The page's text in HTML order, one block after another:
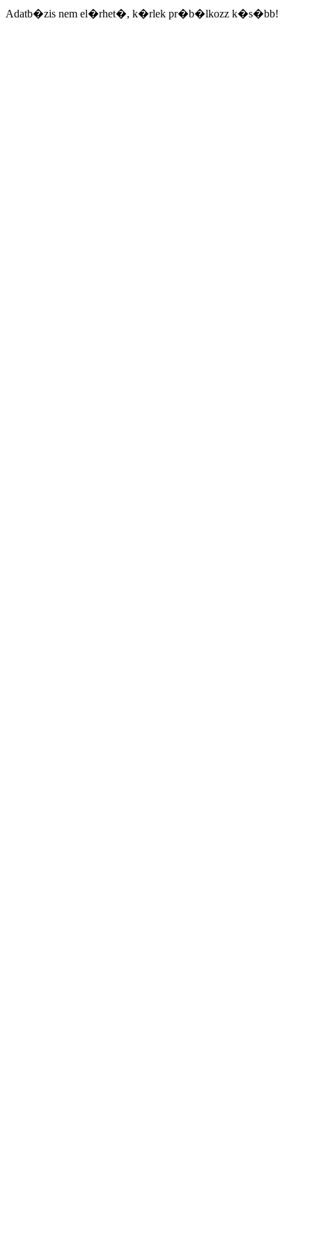
Adatb�zis nem el�rhet�, k�rlek pr�b�lkozz k�s�bb!